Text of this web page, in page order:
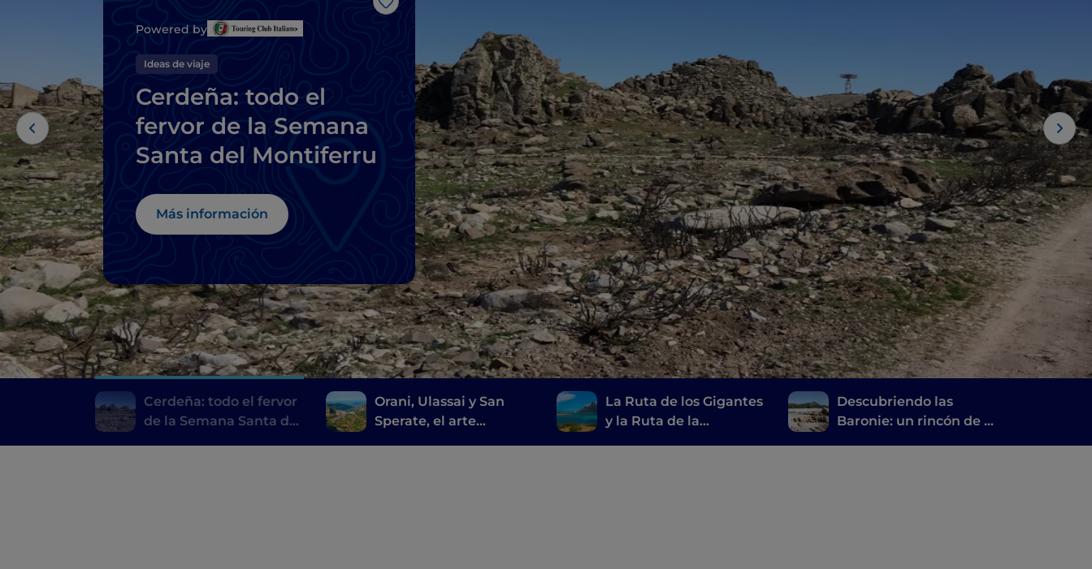
Me gusta
Powered by
Ideas de viaje
Cerdeña: todo el
fervor de la Semana
Santa del Montiferru
Más información
Cerdeña: todo el fervor
de la Semana Santa del
Orani, Ulassai y San
Sperate, el arte
La Ruta de los Gigantes
y la Ruta de la
Descubriendo las
Baronie: un rincón de la